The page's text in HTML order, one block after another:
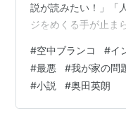
な病気とヘンな精
ー。
2005年初夏、テア
ドショー公開
説が読みたい！」「
ジをめくる手が止ま
を、一人の手で見事
作家の奥田英朗（お
お腹を抱えて笑える
ズッシリとした犯罪
#空中ブランコ #イ
#最悪 #我が家の問
#小説 #奥田英朗